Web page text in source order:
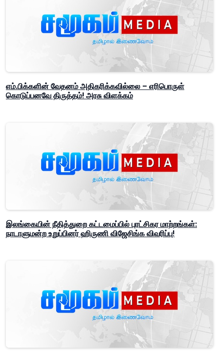
எம்.பிக்களின் வேதனம் அதிகரிக்கவில்லை – எரிபொருள்
கொடுப்பனவே திருத்தம்! அரசு விளக்கம்
இலங்கையின் நீதித்துறை கட்டமைப்பில் புரட்சிகர மாற்றங்கள்:
நாடாளுமன்ற உறுப்பினர் ஹிருணி விஜேசிங்க விவரிப்பு!